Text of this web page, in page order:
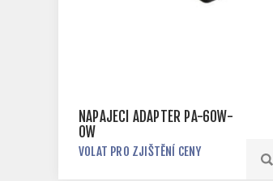
NAPÁJECÍ ADAPTÉR PA-60W-
OW
VOLAT PRO ZJIŠTĚNÍ CENY